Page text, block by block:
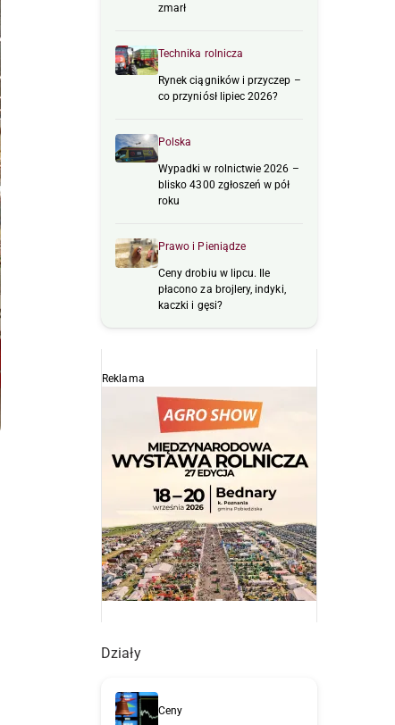
zmarł
Technika rolnicza
Rynek ciągników i przyczep –
co przyniósł lipiec 2026?
Polska
Wypadki w rolnictwie 2026 –
blisko 4300 zgłoszeń w pół
roku
Prawo i Pieniądze
Ceny drobiu w lipcu. Ile
płacono za brojlery, indyki,
kaczki i gęsi?
Reklama
Działy
Ceny